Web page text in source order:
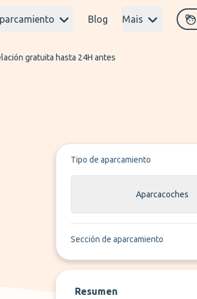
Blog Mais
gratuita hasta 24H antes
Tipo de aparcamiento
Aparcacoches
Sección de aparcamiento
Resumen